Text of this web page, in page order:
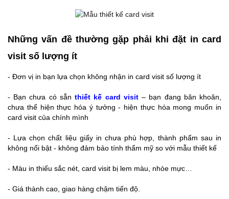
Những vấn đề thường gặp phải khi đặt in card
visit số lượng ít
- Đơn vị in bạn lựa chọn không nhận in card visit số lượng ít
- Bạn chưa có sẵnthiết kế card visit– bạn đang băn khoăn,
chưa thể hiện thực hóa ý tưởng - hiện thực hóa mong muốn in
card visit của chính mình
- Lựa chọn chất liệu giấy in chưa phù hợp, thành phẩm sau in
không nổi bật - không đảm bảo tính thẩm mỹ so với mẫu thiết kế
- Màu in thiếu sắc nét, card visit bị lem màu, nhòe mực…
- Giá thành cao, giao hàng chậm tiến độ.